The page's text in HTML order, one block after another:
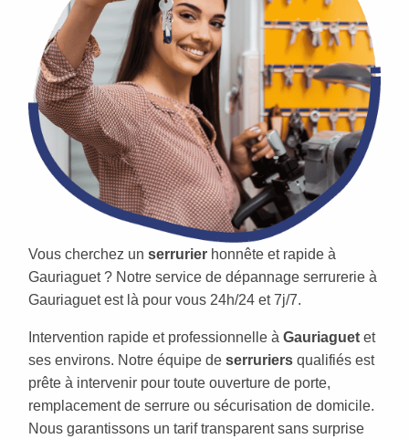
Vous cherchez un serrurier honnête et rapide à
Gauriaguet ? Notre service de dépannage serrurerie à
Gauriaguet est là pour vous 24h/24 et 7j/7.
Intervention rapide et professionnelle à Gauriaguet et
ses environs. Notre équipe de serruriers qualifiés est
prête à intervenir pour toute ouverture de porte,
remplacement de serrure ou sécurisation de domicile.
Nous garantissons un tarif transparent sans surprise